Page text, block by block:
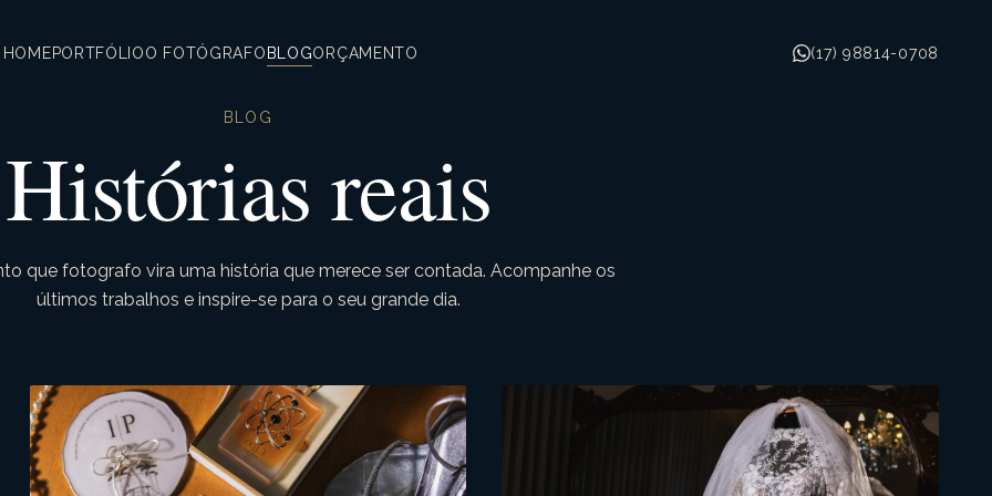
HOMEPORTFÓLIOO FOTÓGRAFO BLOGORÇAMENTO (17) 98814-0708
BLOG
Histórias reais
que fotografo vira uma história que merece ser contada. Acompanhe os
últimos trabalhos e inspire-se para o seu grande dia.